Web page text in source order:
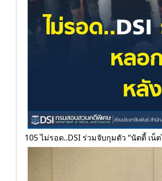
105 ไม่รอด..DSI ร่วมจับกุมตัว “นัตตี้ เ